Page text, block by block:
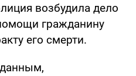
возбудила дело
гражданину
его смерти.